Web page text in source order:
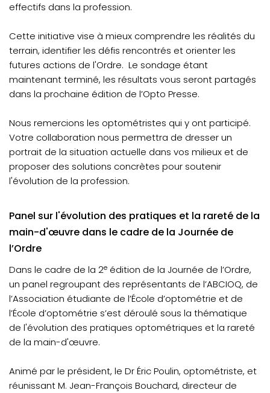
effectifs dans la profession.
Cette initiative vise à mieux comprendre les réalités du
terrain, identifier les défis rencontrés et orienter les
futures actions de l'Ordre. Le sondage étant
maintenant terminé, les résultats vous seront partagés
dans la prochaine édition de l’Opto Presse.
Nous remercions les optométristes qui y ont participé.
Votre collaboration nous permettra de dresser un
portrait de la situation actuelle dans vos milieux et de
proposer des solutions concrètes pour soutenir
l'évolution de la profession.
Panel sur l'évolution des pratiques et la rareté de la
main-d'œuvre dans le cadre de la Journée de
l’Ordre
Dans le cadre de la 2e édition de la Journée de l’Ordre,
un panel regroupant des représentants de l’ABCIOQ, de
l’Association étudiante de l’École d’optométrie et de
l’École d’optométrie s’est déroulé sous la thématique
de l'évolution des pratiques optométriques et la rareté
de la main-d'œuvre.
Animé par le président, le Dr Éric Poulin, optométriste, et
réunissant M. Jean-François Bouchard, directeur de